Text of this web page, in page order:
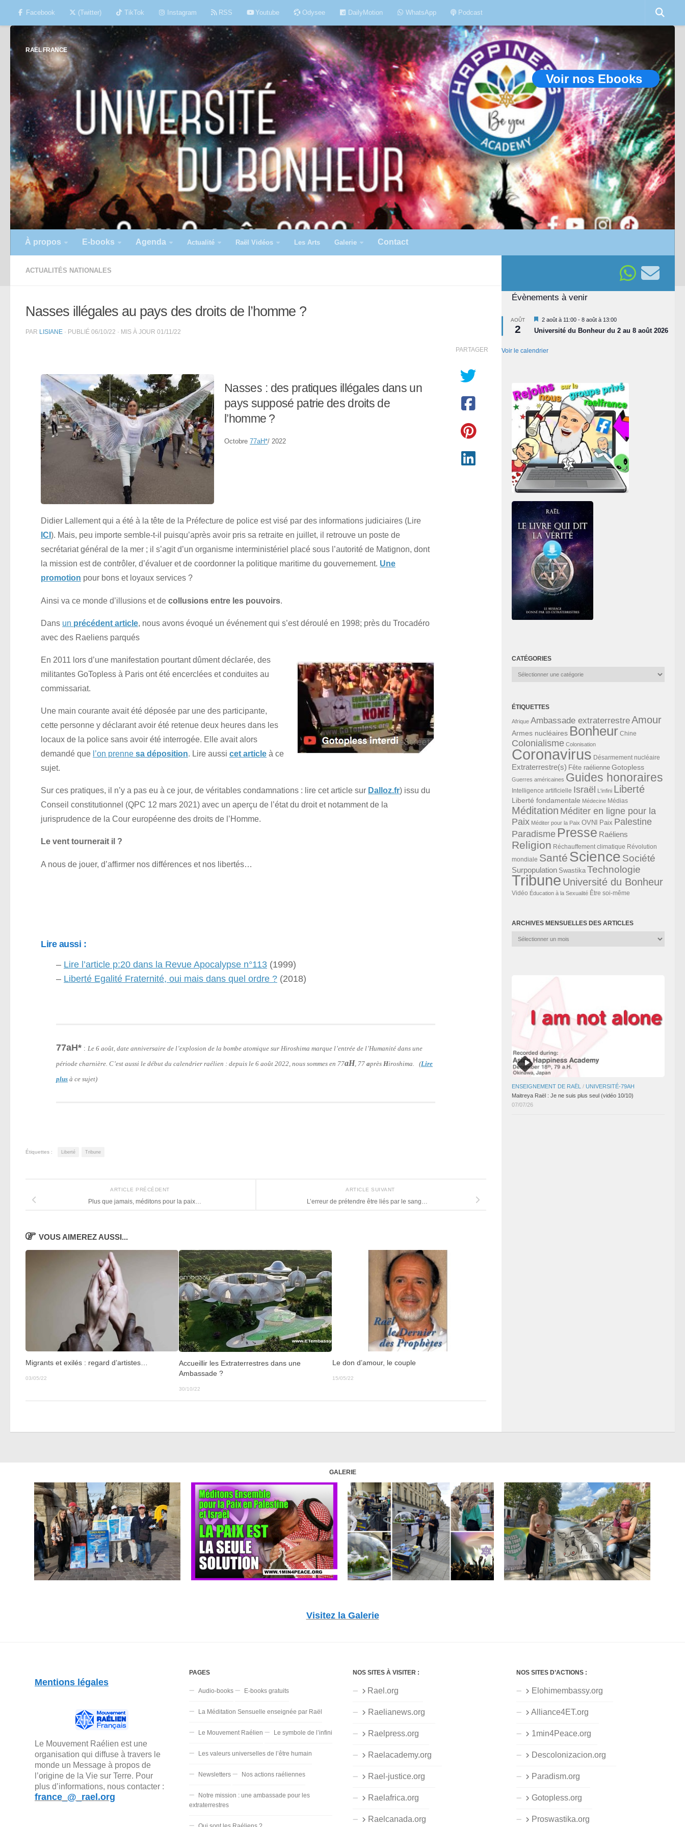
Skip to content
Facebook (Twitter) TikTok Instagram RSS Youtube Odysee DailyMotion WhatsApp Podcast
RAËL FRANCE
Voir nos Ebooks
À propos E-books Agenda Actualité Raël Vidéos Les Arts Galerie Contact
ACTUALITÉS NATIONALES
Nasses illégales au pays des droits de l’homme ?
PAR LISIANE · PUBLIÉ 06/10/22 · MIS À JOUR 01/11/22
Nasses : des pratiques illégales dans un
pays supposé patrie des droits de
l’homme ?
Octobre 77aH*/ 2022
Didier Lallement qui a été à la tête de la Préfecture de police est visé par des informations judiciaires (Lire
ICI ). Mais, peu importe semble-t-il puisqu’après avoir pris sa retraite en juillet, il retrouve un poste de
secrétariat général de la mer ; il s’agit d’un organisme interministériel placé sous l’autorité de Matignon, dont
la mission est de contrôler, d’évaluer et de coordonner la politique maritime du gouvernement. Une
promotion pour bons et loyaux services ?
Ainsi va ce monde d’illusions et de collusions entre les pouvoirs
Dans un précédent article, nous avons évoqué un événement qui s’est déroulé en 1998; près du Trocadéro
avec des Raeliens parqués
En 2011 lors d’une manifestation pourtant dûment déclarée, des
militantes GoTopless à Paris ont été encerclées et conduites au
commissariat.
Une main courante avait été déposée par une des participante,
cette personne y déclarant avoir été retenue deux heures dans les
locaux de la police sans avoir été interrogée. Elle avait alors
demandé que l’on prenne sa déposition. Lire aussi cet article à ce
sujet.
Sur ces pratiques, il n’y a pas eu à ce jour, de véritables condamnations : lire cet article sur Dalloz.fr) issu du
Conseil constitutionnel (QPC 12 mars 2021) avec un aperçu de l’état du droit et notamment de la
jurisprudence de la Cour européenne des droits de l’Homme.
Le vent tournerait il ?
A nous de jouer, d’affirmer nos différences et nos libertés…
Lire aussi :
– Lire l’article p:20 dans la Revue Apocalypse n°113 (1999)
– Liberté Egalité Fraternité, oui mais dans quel ordre ? (2018)
77aH* : Le 6 août, date anniversaire de l’explosion de la bombe atomique sur Hiroshima marque l’entrée de l’Humanité dans une
période charnière. C’est aussi le début du calendrier raélien : depuis le 6 août 2022, nous sommes en 77aH, 77 après Hiroshima. (Lire
plus à ce sujet)
PARTAGER
Étiquettes : Liberté Tribune
ARTICLE SUIVANT
L’erreur de prétendre être liés par le sang…
ARTICLE PRÉCÉDENT
Plus que jamais, méditons pour la paix…
VOUS AIMEREZ AUSSI...
Migrants et exilés : regard d’artistes…
03/05/22
Accueillir les Extraterrestres dans une
Ambassade ?
30/10/22
Le don d’amour, le couple
15/05/22
Évènements à venir
AOÛT
2
Mis
en
avant
2 août à 11:00 - 8 août à 13:00
Université du Bonheur du 2 au 8 août 2026
Voir le calendrier
CATÉGORIES
Catégories
ÉTIQUETTES
Afrique Ambassade extraterrestreAmour
Armes nucléaires Bonheur Chine
Colonialisme Colonisation
Coronavirus Désarmement nucléaire
Extraterrestre(s) Fête raélienne Gotopless
Guerres américaines Guides honoraires
Intelligence artificielle Israël L'infini Liberté
Liberté fondamentale Médecine Médias
Méditation Méditer en ligne pour la
Paix Méditer pour la Paix OVNI Paix Palestine
Paradisme Presse Raéliens
Religion Réchauffement climatique Révolution
mondiale Santé Science Société
Surpopulation Swastika Technologie
Tribune Université du Bonheur
Vidéo Éducation à la Sexualité Être soi-même
ARCHIVES MENSUELLES DES ARTICLES
Archives
ENSEIGNEMENT DE RAËL / UNIVERSITÉ-79AH
Maitreya Raël : Je ne suis plus seul (vidéo 10/10)
07/07/26
GALERIE
Visitez la Galerie
Mentions légales
Le Mouvement Raélien est une
organisation qui diffuse à travers le
monde un Message à propos de
l’origine de la Vie sur Terre. Pour
plus d’informations, nous contacter :
france_@_rael.org
PAGES
Audio-books E-books gratuits
La Méditation Sensuelle enseignée par Raël
Le Mouvement Raélien Le symbole de l’infini
Les valeurs universelles de l’être humain
Newsletters Nos actions raéliennes
Notre mission : une ambassade pour les
extraterrestres
NOS SITES À VISITER :
Rael.org
Raelianews.org
Raelpress.org
Raelacademy.org
Rael-justice.org
Raelafrica.org
Raelcanada.org
NOS SITES D’ACTIONS :
Elohimembassy.org
Alliance4ET.org
1min4Peace.org
Descolonizacion.org
Paradism.org
Gotopless.org
Proswastika.org